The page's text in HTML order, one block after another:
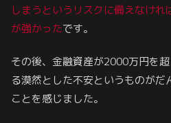
しまうというリスクに備えなけ
が強かったです。
その後、金融資産が2000万円を
る漠然とした不安というものがだ
ことを感じました。